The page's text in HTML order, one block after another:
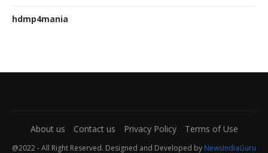
hdmp4mania
About us Contact us Privacy Policy Terms of Use
@2022 - All Right Reserved. Designed and Developed by NewsIndiaGuru